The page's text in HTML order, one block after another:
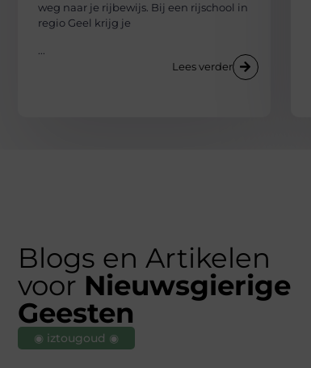
weg naar je rijbewijs. Bij een rijschool in
regio Geel krijg je
Lees verder
Blogs en Artikelen
voor Nieuwsgierige
Geesten
◉ iztougoud ◉